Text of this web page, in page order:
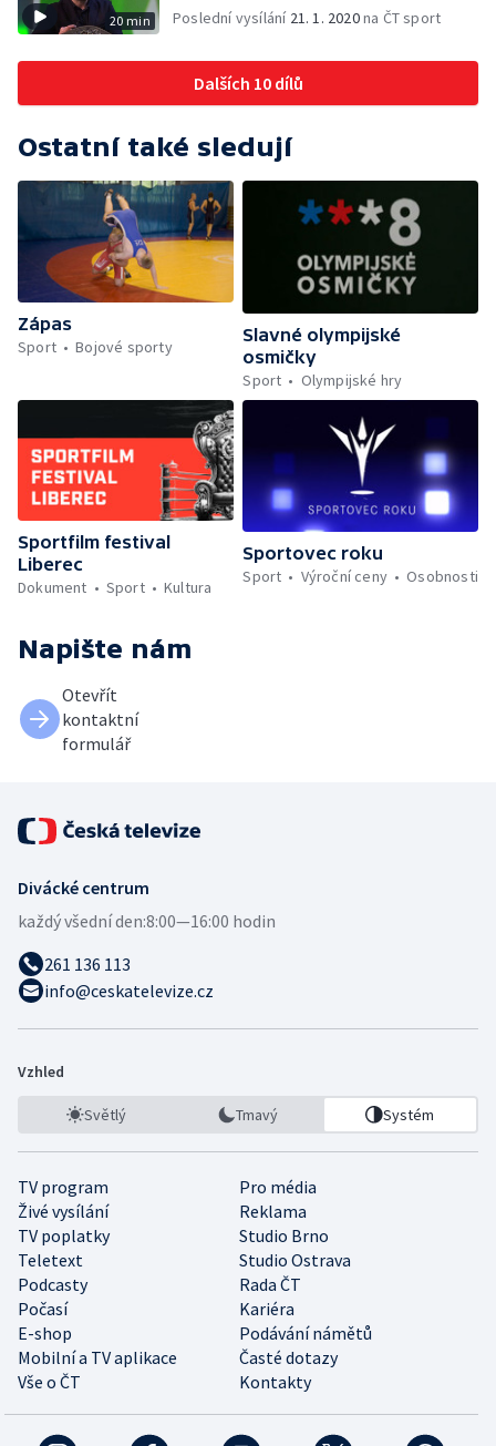
20 min
Poslední vysílání 21. 1. 2020na ČT sport
Dalších 10 dílů
Ostatní také sledují
Zápas
Sport
Bojové sporty
Slavné olympijské
osmičky
Sport
Olympijské hry
Sportfilm festival
Liberec
Dokument
Sport Kultura
Sportovec roku
Sport
Výroční ceny Osobnosti
Napište nám
Otevřít
kontaktní
formulář
Divácké centrum
každý všední den:8:00—16:00 hodin
261 136 113
info@ceskatelevize.cz
Vzhled
Světlý Tmavý Systém
TV program
Pro média
Živé vysílání
Reklama
TV poplatky
Studio Brno
Teletext
Studio Ostrava
Podcasty
Rada ČT
Počasí
Kariéra
E-shop
Podávání námětů
Mobilní a TV aplikace
Časté dotazy
Vše o ČT
Kontakty